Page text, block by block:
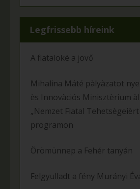
Legfrissebb híreink
A fiataloké a jövő
Mihalina Máté pàlyàzatot
ès Innovàciós Minisztèrium
„Nemzet Fiatal
programon
Örömünnep a Fehér tanyán
Felgyulladt a fény Murányi